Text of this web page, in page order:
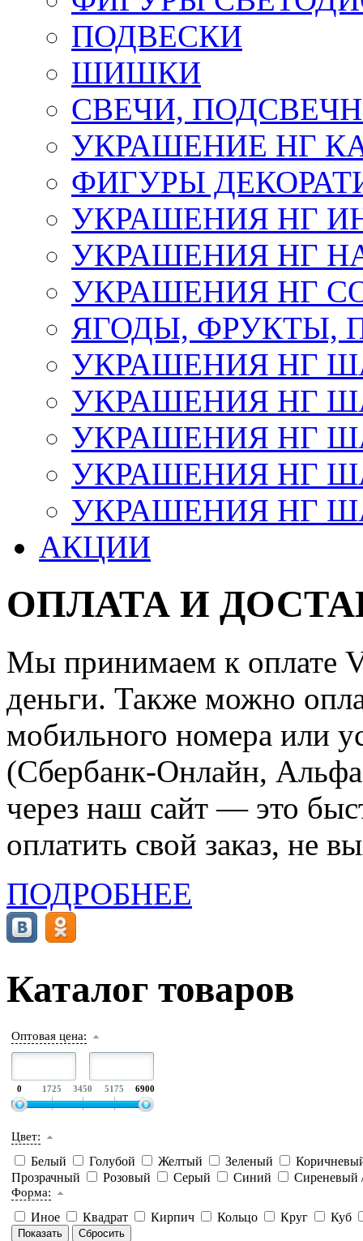
ПОДВЕСКИ
ШИШКИ
СВЕЧИ,
УКРАШЕНИЕ НГ
ФИГУРЫ
УКРАШЕНИЯ НГ
УКРАШЕНИЯ НГ
УКРАШЕНИЯ НГ
ЯГОДЫ, ФРУКТЫ,
УКРАШЕНИЯ НГ
УКРАШЕНИЯ НГ
УКРАШЕНИЯ НГ
УКРАШЕНИЯ НГ
УКРАШЕНИЯ НГ
АКЦИИ
ОПЛАТА И
Мы принимаем к оплате
деньги. Также можно
мобильного номера или
(Сбербанк-Онлайн,
через наш сайт — это
оплатить свой заказ, не
ПОДРОБНЕЕ
Каталог товаров
Оптовая цена:
0 1725 3450 5175 6900
Цвет:
Белый Голубой Желтый Зеленый
Прозрачный
Розовый Серый Синий Сиреневый
Форма:
Иное Квадрат Кирпич Кольцо Круг Куб